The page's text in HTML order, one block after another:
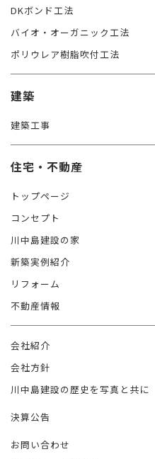
DKボンド工法
バイオ・オーガニック工法
ポリウレア樹脂吹付工法
建築
建築工事
住宅・不動産
トップページ
コンセプト
川中島建設の家
新築実例紹介
リフォーム
不動産情報
会社紹介
会社方針
川中島建設の歴史を写真と共に
決算公告
お問い合わせ